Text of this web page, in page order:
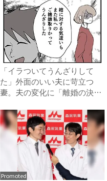
「イラついてうんざりして
た」外面のいい夫に苛立つ
妻。夫の変化に「離婚の決
Promoted